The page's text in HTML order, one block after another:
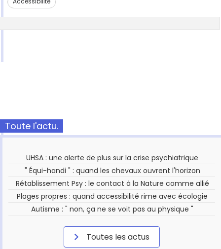
Toute l'actu.
UHSA : une alerte de plus sur la crise psychiatrique
" Équi-handi " : quand les chevaux ouvrent l'horizon
Rétablissement Psy : le contact à la Nature comme allié
Plages propres : quand accessibilité rime avec écologie
Autisme : " non, ça ne se voit pas au physique "
Toutes les actus